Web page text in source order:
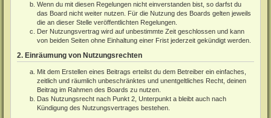
Wenn du mit diesen Regelungen nicht einverstanden bist, so darfst du
das Board nicht weiter nutzen. Für die Nutzung des Boards gelten jeweils
die an dieser Stelle veröffentlichten Regelungen.
Der Nutzungsvertrag wird auf unbestimmte Zeit geschlossen und kann
von beiden Seiten ohne Einhaltung einer Frist jederzeit gekündigt werden.
2. Einräumung von Nutzungsrechten
Mit dem Erstellen eines Beitrags erteilst du dem Betreiber ein einfaches,
zeitlich und räumlich unbeschränktes und unentgeltliches Recht, deinen
Beitrag im Rahmen des Boards zu nutzen.
Das Nutzungsrecht nach Punkt 2, Unterpunkt a bleibt auch nach
Kündigung des Nutzungsvertrages bestehen.